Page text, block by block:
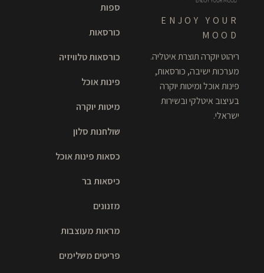
ENJOY YOUR
MOOD
ריהוט יוקרה תוצרת איטליה.
מערכות ישיבה, כורסאות,
פינות אוכל ומיטות יוקרה
בעיצוב איטלקי ובשירות
ישראלי.
ספות
כורסאות
כורסאות טלוויזיה
פינות אוכל
מיטות יוקרה
שולחנות סלון
כסאות פינות אוכל
כיסאות בר
מזנונים
מראות מעוצבות
פריטים משלימים